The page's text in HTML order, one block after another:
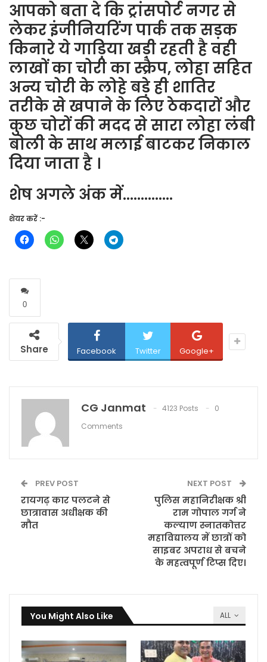
आपको बता दे कि ट्रांसपोर्ट नगर से
लेकर इंजीनियरिंग पार्क तक सड़क
किनारे ये गाड़िया खड़ी रहती है वही
लाखों का चोरी का स्क्रैप, लोहा सहित
अन्य चोरी के लोहे बड़े ही शातिर
तरीके से खपाने के लिए ठेकदारों और
कुछ चोरों की मदद से सारा लोहा लंबी
बोली के साथ मलाई बाटकर निकाल
दिया जाता है ।
शेष अगले अंक में…………..
शेयर करें :-
0
Share Facebook Twitter Google+
CG Janmat 4123 Posts
0
Comments
PREV POST
रायगढ़ कार पलटने से
छात्रावास अधीक्षक की
मौत
NEXT POST
पुलिस महानिरीक्षक श्री
राम गोपाल गर्ग ने
कल्याण स्नातकोत्तर
महाविद्यालय में छात्रों को
साइबर अपराध से बचने
के महत्वपूर्ण टिप्स दिए।
ALL
You Might Also Like